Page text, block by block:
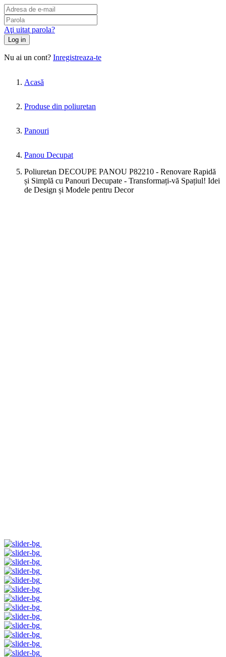
Aţi uitat parola?
Log in
Nu ai un cont? Inregistreaza-te
Acasă
Produse din poliuretan
Panouri
Panou Decupat
Poliuretan DECOUPE PANOU P82210 - Renovare Rapidă
și Simplă cu Panouri Decupate - Transformați-vă Spațiul! Idei
de Design și Modele pentru Decor